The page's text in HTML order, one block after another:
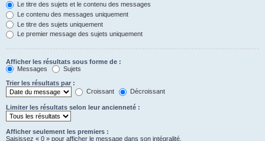
Le titre des sujets et le contenu des messages
Le contenu des messages uniquement
Le titre des sujets uniquement
Le premier message des sujets uniquement
Afficher les résultats sous forme de :
Messages
Sujets
Trier les résultats par :
Croissant
Décroissant
Limiter les résultats selon leur ancienneté :
Afficher seulement les premiers :
Saisissez « 0 » pour afficher le message dans son intégralité.